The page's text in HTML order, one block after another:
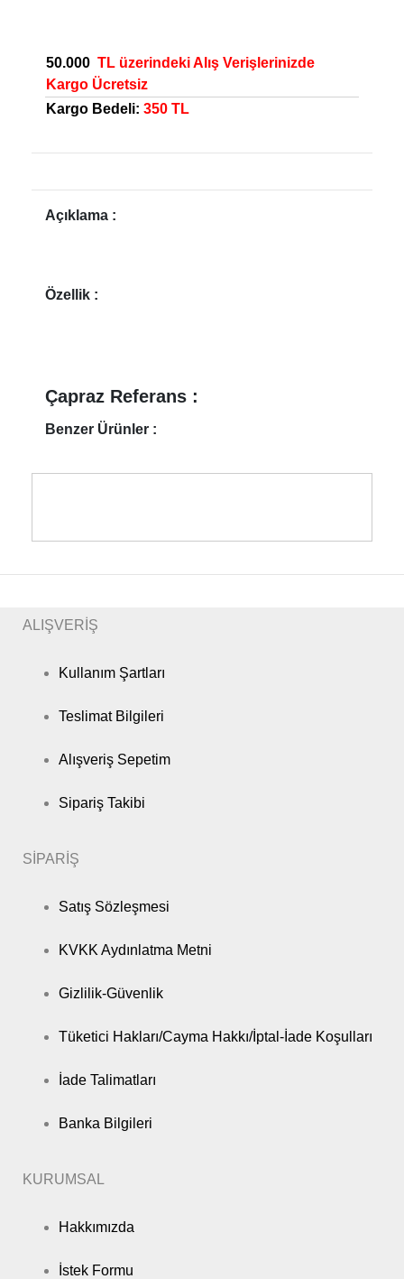
50.000 TL üzerindeki Alış Verişlerinizde
Kargo Ücretsiz
Kargo Bedeli: 350 TL
Açıklama :
Özellik :
Çapraz Referans :
Benzer Ürünler :
ALIŞVERİŞ
Kullanım Şartları
Teslimat Bilgileri
Alışveriş Sepetim
Sipariş Takibi
SİPARİŞ
Satış Sözleşmesi
KVKK Aydınlatma Metni
Gizlilik-Güvenlik
Tüketici Hakları/Cayma Hakkı/İptal-İade Koşulları
İade Talimatları
Banka Bilgileri
KURUMSAL
Hakkımızda
İstek Formu